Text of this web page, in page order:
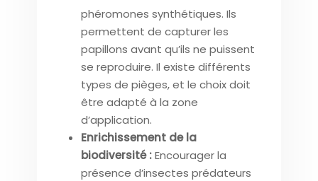
phéromones synthétiques. Ils
permettent de capturer les
papillons avant qu’ils ne puissent
se reproduire. Il existe différents
types de pièges, et le choix doit
être adapté à la zone
d’application.
Enrichissement de la
biodiversité :Encourager la
présence d’insectes prédateurs